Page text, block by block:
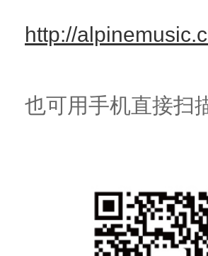
http://
也可用手机直接扫